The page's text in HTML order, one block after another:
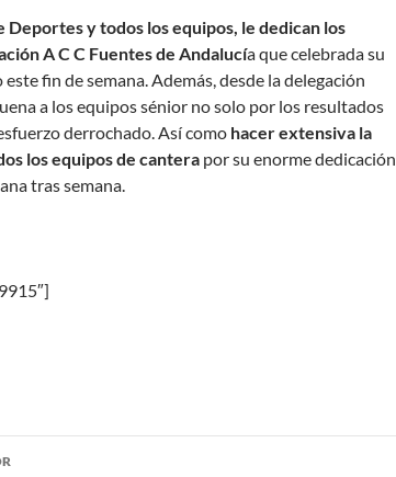
Deportes y todos los equipos, le dedican los
A C C Fuentes de Andalucía que celebrada su
fin de semana. Además, desde la delegación
a los equipos sénior no solo por los resultados
derrochado. Así como hacer extensiva la
los equipos de cantera por su enorme dedicación
tras semana.